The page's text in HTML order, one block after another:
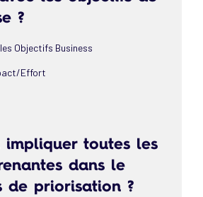
?
Objectifs Business
Effort
impliquer toutes les
dans le
de priorisation ?